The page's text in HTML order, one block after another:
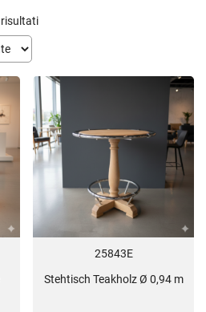
risultatiOrdina
più
recente
25843E
Stehtisch Teakholz Ø 0,94 m